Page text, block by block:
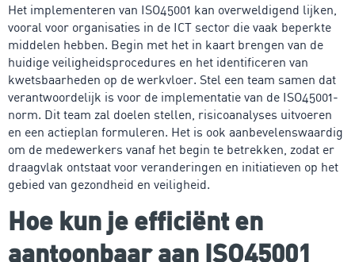
Het implementeren van ISO45001 kan overweldigend lijken,
vooral voor organisaties in de ICT sector die vaak beperkte
middelen hebben. Begin met het in kaart brengen van de
huidige veiligheidsprocedures en het identificeren van
kwetsbaarheden op de werkvloer. Stel een team samen dat
verantwoordelijk is voor de implementatie van de ISO45001-
norm. Dit team zal doelen stellen, risicoanalyses uitvoeren
en een actieplan formuleren. Het is ook aanbevelenswaardig
om de medewerkers vanaf het begin te betrekken, zodat er
draagvlak ontstaat voor veranderingen en initiatieven op het
gebied van gezondheid en veiligheid.
Hoe kun je efficiënt en
aantoonbaar aan ISO45001